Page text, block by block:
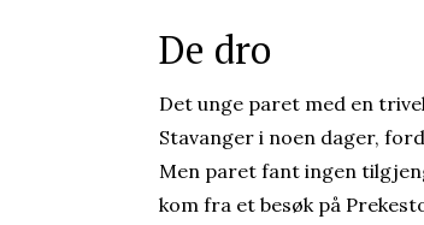
De dro
Det unge paret med en
Stavanger i noen dager,
Men paret fant ingen
kom fra et besøk på